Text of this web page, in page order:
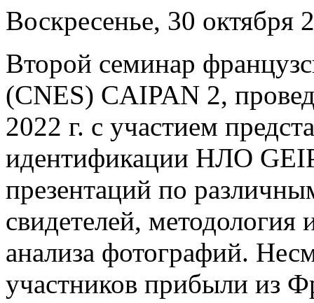
Воскресенье, 30 октября
Второй семинар
(CNES) CAIPAN 2,
2022 г. с участием
идентификации НЛО
презентаций по
свидетелей,
анализа фотографий.
участников прибыли из